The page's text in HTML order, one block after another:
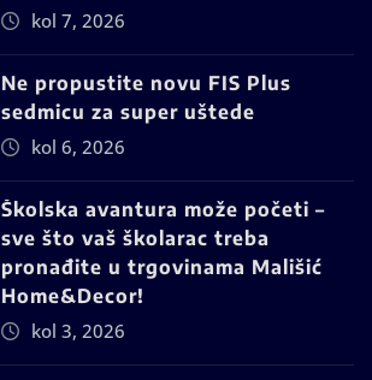
kol 7, 2026
Ne propustite novu FIS Plus
sedmicu za super uštede
kol 6, 2026
Školska avantura može početi –
sve što vaš školarac treba
pronađite u trgovinama Mališić
Home&Decor!
kol 3, 2026